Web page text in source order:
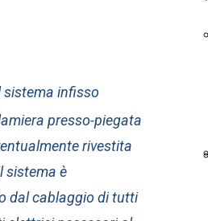
sistema infisso
presso-piegata
rivestita
sistema è
dal cablaggio di tutti